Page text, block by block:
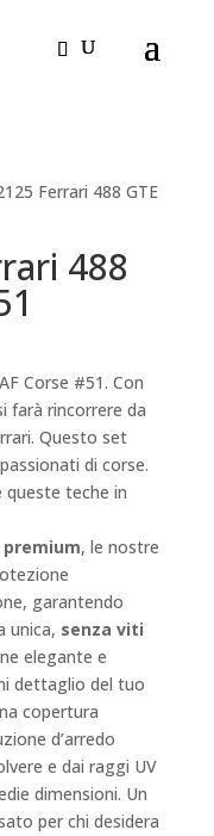
Ferrari 488 GTE
488
Corse #51. Con
farà rincorrere da
Questo set
di corse.
teche in
, le nostre
garantendo
unica, senza viti
elegante e
dettaglio del tuo
copertura
d’arredo
e dai raggi UV
dimensioni. Un
per chi desidera